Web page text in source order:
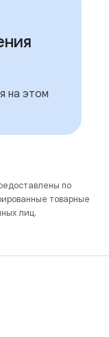
на этом
по
товарные
лиц.